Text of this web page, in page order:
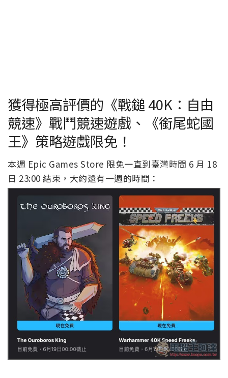
獲得極高評價的《戰鎚 40K：自由
競速》戰鬥競速遊戲、《銜尾蛇國
王》策略遊戲限免！
本週 Epic Games Store 限免一直到臺灣時間 6 月 18
日 23:00 結束，大約還有一週的時間：